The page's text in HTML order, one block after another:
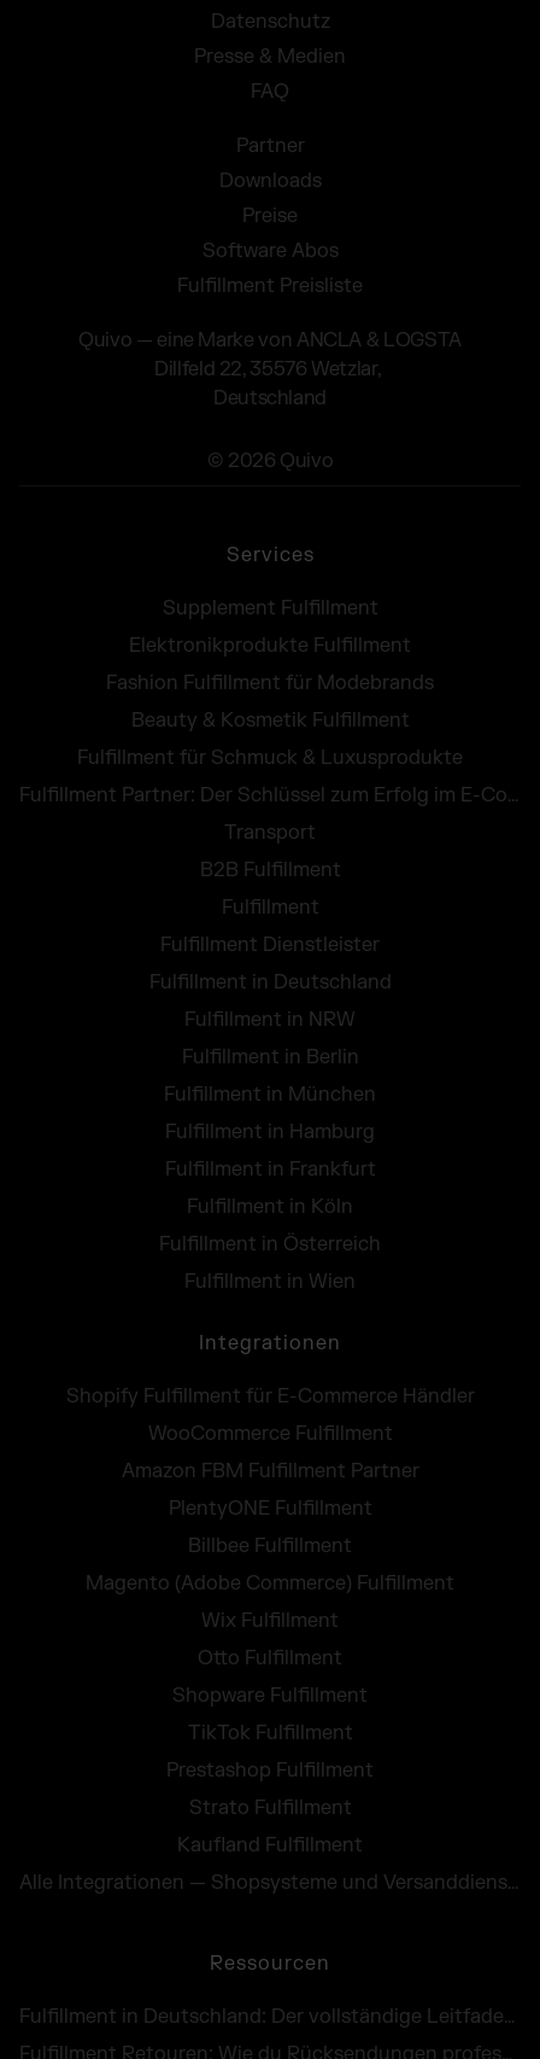
Datenschutz
Presse & Medien
FAQ
Partner
Downloads
Preise
Software Abos
Fulfillment Preisliste
Quivo — eine Marke von ANCLA & LOGSTA
Dillfeld 22, 35576 Wetzlar,
Deutschland
© 2026 Quivo
Services
Supplement Fulfillment
Elektronikprodukte Fulfillment
Fashion Fulfillment für Modebrands
Beauty & Kosmetik Fulfillment
Fulfillment für Schmuck & Luxusprodukte
Fulfillment Partner: Der Schlüssel zum Erfolg im E-Commerce
Transport
B2B Fulfillment
Fulfillment
Fulfillment Dienstleister
Fulfillment in Deutschland
Fulfillment in NRW
Fulfillment in Berlin
Fulfillment in München
Fulfillment in Hamburg
Fulfillment in Frankfurt
Fulfillment in Köln
Fulfillment in Österreich
Fulfillment in Wien
Integrationen
Shopify Fulfillment für E-Commerce Händler
WooCommerce Fulfillment
Amazon FBM Fulfillment Partner
PlentyONE Fulfillment
Billbee Fulfillment
Magento (Adobe Commerce) Fulfillment
Wix Fulfillment
Otto Fulfillment
Shopware Fulfillment
TikTok Fulfillment
Prestashop Fulfillment
Strato Fulfillment
Kaufland Fulfillment
Alle Integrationen — Shopsysteme und Versanddienste
Ressourcen
Fulfillment in Deutschland: Der vollständige Leitfaden für E-Commerce Händler
Fulfillment Retouren: Wie du Rücksendungen professionell abwickelst und als Chance nutzt